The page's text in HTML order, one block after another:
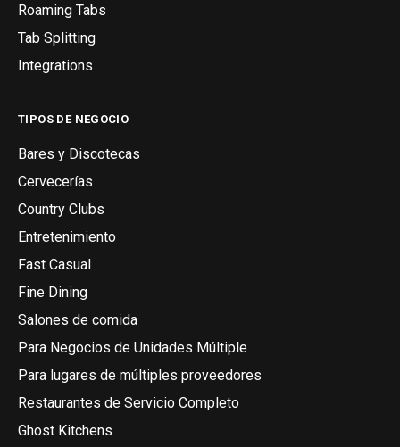
Roaming Tabs
Tab Splitting
Integrations
TIPOS DE NEGOCIO
Bares y Discotecas
Cervecerías
Country Clubs
Entretenimiento
Fast Casual
Fine Dining
Salones de comida
Para Negocios de Unidades Múltiple
Para lugares de múltiples proveedores
Restaurantes de Servicio Completo
Ghost Kitchens